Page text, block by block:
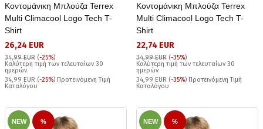
Κοντομάνικη Μπλούζα Terrex
Multi Climacool Logo Tech T-
Shirt
26,24 EUR
34,99 EUR (-25%)
Καλύτερη τιμή των τελευταίων 30
ημερών
34,99 EUR (-25%) Προτεινόμενη Τιμή
Καταλόγου
Κοντομάνικη Μπλούζα Terrex
Multi Climacool Logo Tech T-
Shirt
22,74 EUR
34,99 EUR (-35%)
Καλύτερη τιμή των τελευταίων 30
ημερών
34,99 EUR (-35%) Προτεινόμενη Τιμή
Καταλόγου
NEW % NEW %